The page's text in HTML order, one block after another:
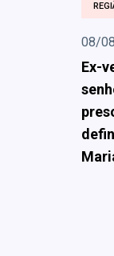
08/
Ex-